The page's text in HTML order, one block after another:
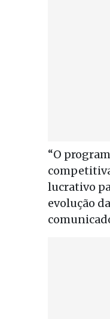
“O
lucrativo
evolução